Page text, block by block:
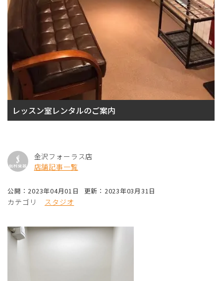
レッスン室レンタルのご案内
金沢フォーラス店
店舗記事一覧
公開：2023年04月01日 更新：2023年03月31日
カテゴリ スタジオ